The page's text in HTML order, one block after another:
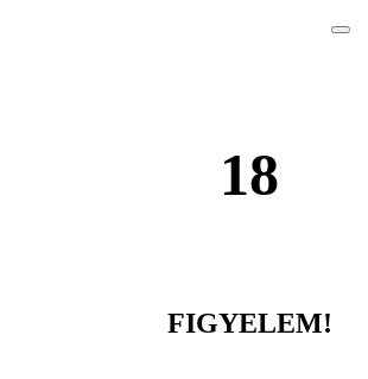
18
FIGYELEM!